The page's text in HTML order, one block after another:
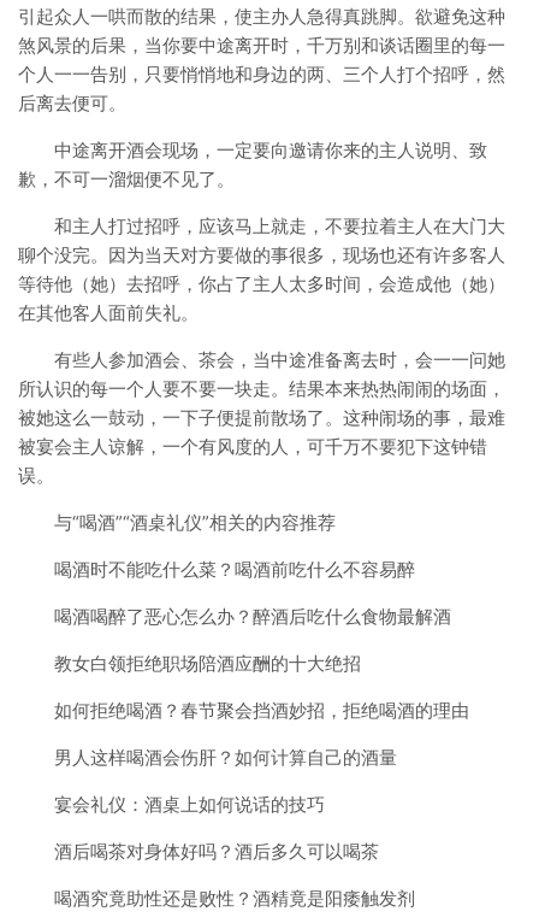
引起众人一哄而散的结果，使主办人急得真跳脚。欲避免这种
煞风景的后果，当你要中途离开时，千万别和谈话圈里的每一
个人一一告别，只要悄悄地和身边的两、三个人打个招呼，然
后离去便可。
中途离开酒会现场，一定要向邀请你来的主人说明、致
歉，不可一溜烟便不见了。
和主人打过招呼，应该马上就走，不要拉着主人在大门大
聊个没完。因为当天对方要做的事很多，现场也还有许多客人
等待他（她）去招呼，你占了主人太多时间，会造成他（她）
在其他客人面前失礼。
有些人参加酒会、茶会，当中途准备离去时，会一一问她
所认识的每一个人要不要一块走。结果本来热热闹闹的场面，
被她这么一鼓动，一下子便提前散场了。这种闹场的事，最难
被宴会主人谅解，一个有风度的人，可千万不要犯下这钟错
误。
与“喝酒”“酒桌礼仪”相关的内容推荐
喝酒时不能吃什么菜？喝酒前吃什么不容易醉
喝酒喝醉了恶心怎么办？醉酒后吃什么食物最解酒
教女白领拒绝职场陪酒应酬的十大绝招
如何拒绝喝酒？春节聚会挡酒妙招，拒绝喝酒的理由
男人这样喝酒会伤肝？如何计算自己的酒量
宴会礼仪：酒桌上如何说话的技巧
酒后喝茶对身体好吗？酒后多久可以喝茶
喝酒究竟助性还是败性？酒精竟是阳痿触发剂